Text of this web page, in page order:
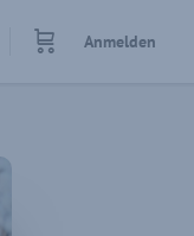
Anmelden